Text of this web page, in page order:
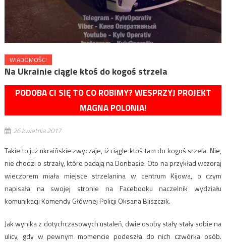
WIADOMOŚCI
Na Ukrainie ciągle ktoś do kogoś strzela
PODOBA CI SIĘ TO CO ROBIMY? WESPRZYJ PROJEKT
MAGNA POLONIA!
26 kwietnia 2017
Takie to już ukraińskie zwyczaje, iż ciągle ktoś tam do kogoś srzela. Nie,
nie chodzi o strzały, które padają na Donbasie. Oto na przykład wczoraj
wieczorem miała miejsce strzelanina w centrum Kijowa, o czym
napisała na swojej stronie na Facebooku naczelnik wydziału
komunikacji Komendy Głównej Policji Oksana Bliszczik.
Jak wynika z dotychczasowych ustaleń, dwie osoby stały stały sobie na
ulicy, gdy w pewnym momencie podeszła do nich czwórka osób.